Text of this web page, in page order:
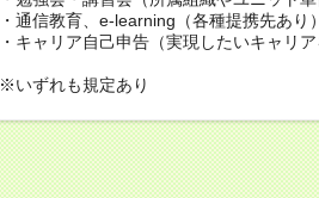
・通信教育、e-learning（各種提携先あり）
・キャリア自己申告（実現したいキャリア
※いずれも規定あり